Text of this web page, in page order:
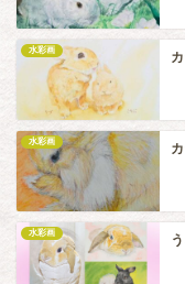
水彩画
水彩画
水彩画